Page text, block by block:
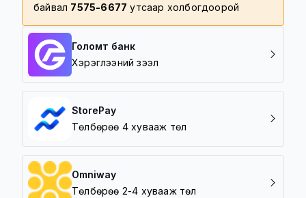
байвал 7575-6677 утсаар холбогдоорой
Голомт банк
Хэрэглээний зээл
StorePay
Төлбөрөө 4 хувааж төл
Omniway
Төлбөрөө 2-4 хувааж төл